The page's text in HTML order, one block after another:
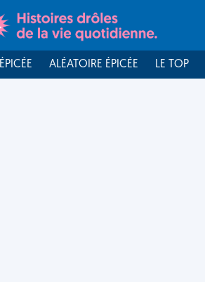
ÉPICÉE ALÉATOIRE ÉPICÉE LE TOP